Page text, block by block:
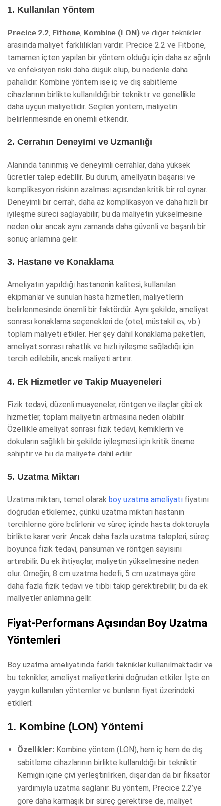
1. Kullanılan Yöntem
Precice 2.2, Fitbone, Kombine (LON) ve diğer teknikler
arasında maliyet farklılıkları vardır. Precice 2.2 ve Fitbone,
tamamen içten yapılan bir yöntem olduğu için daha az ağrılı
ve enfeksiyon riski daha düşük olup, bu nedenle daha
pahalıdır. Kombine yöntem ise iç ve dış sabitleme
cihazlarının birlikte kullanıldığı bir tekniktir ve genellikle
daha uygun maliyetlidir. Seçilen yöntem, maliyetin
belirlenmesinde en önemli etkendir.
2. Cerrahın Deneyimi ve Uzmanlığı
Alanında tanınmış ve deneyimli cerrahlar, daha yüksek
ücretler talep edebilir. Bu durum, ameliyatın başarısı ve
komplikasyon riskinin azalması açısından kritik bir rol oynar.
Deneyimli bir cerrah, daha az komplikasyon ve daha hızlı bir
iyileşme süreci sağlayabilir; bu da maliyetin yükselmesine
neden olur ancak aynı zamanda daha güvenli ve başarılı bir
sonuç anlamına gelir.
3. Hastane ve Konaklama
Ameliyatın yapıldığı hastanenin kalitesi, kullanılan
ekipmanlar ve sunulan hasta hizmetleri, maliyetlerin
belirlenmesinde önemli bir faktördür. Aynı şekilde, ameliyat
sonrası konaklama seçenekleri de (otel, müstakil ev, vb.)
toplam maliyeti etkiler. Her şey dahil konaklama paketleri,
ameliyat sonrası rahatlık ve hızlı iyileşme sağladığı için
tercih edilebilir, ancak maliyeti artırır.
4. Ek Hizmetler ve Takip Muayeneleri
Fizik tedavi, düzenli muayeneler, röntgen ve ilaçlar gibi ek
hizmetler, toplam maliyetin artmasına neden olabilir.
Özellikle ameliyat sonrası fizik tedavi, kemiklerin ve
dokuların sağlıklı bir şekilde iyileşmesi için kritik öneme
sahiptir ve bu da maliyete dahil edilir.
5. Uzatma Miktarı
Uzatma miktarı, temel olarak boy uzatma ameliyatı fiyatını
doğrudan etkilemez, çünkü uzatma miktarı hastanın
tercihlerine göre belirlenir ve süreç içinde hasta doktoruyla
birlikte karar verir. Ancak daha fazla uzatma talepleri, süreç
boyunca fizik tedavi, pansuman ve röntgen sayısını
artırabilir. Bu ek ihtiyaçlar, maliyetin yükselmesine neden
olur. Örneğin, 8 cm uzatma hedefi, 5 cm uzatmaya göre
daha fazla fizik tedavi ve tıbbi takip gerektirebilir, bu da ek
maliyetler anlamına gelir.
Fiyat-Performans Açısından Boy Uzatma
Yöntemleri
Boy uzatma ameliyatında farklı teknikler kullanılmaktadır ve
bu teknikler, ameliyat maliyetlerini doğrudan etkiler. İşte en
yaygın kullanılan yöntemler ve bunların fiyat üzerindeki
etkileri:
1. Kombine (LON) Yöntemi
Özellikler: Kombine yöntem (LON), hem iç hem de dış
sabitleme cihazlarının birlikte kullanıldığı bir tekniktir.
Kemiğin içine çivi yerleştirilirken, dışarıdan da bir fiksatör
yardımıyla uzatma sağlanır. Bu yöntem, Precice 2.2’ye
göre daha karmaşık bir süreç gerektirse de, maliyet